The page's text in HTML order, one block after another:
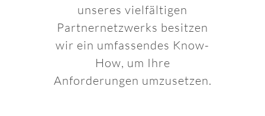
unseres vielfältigen
Partnernetzwerks besitzen
wir ein umfassendes Know-
How, um Ihre
Anforderungen umzusetzen.